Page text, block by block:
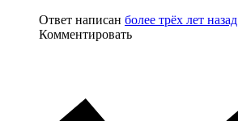
Ответ написан более трёх лет назад
Комментировать